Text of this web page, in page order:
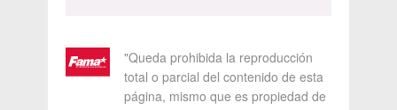
"Queda prohibida la reproducción
total o parcial del contenido de esta
página, mismo que es propiedad de